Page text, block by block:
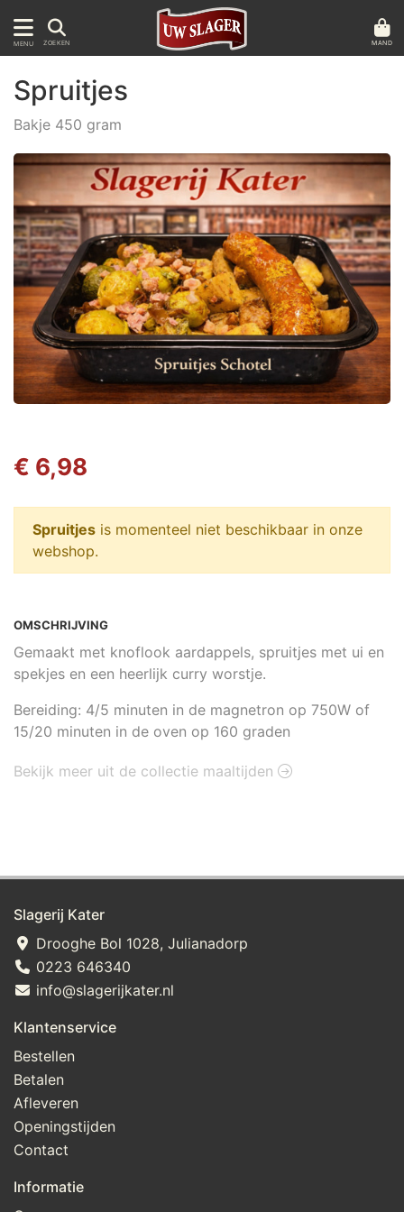
MENU ZOEKEN MAND
OMSCHRIJVING
Gemaakt met knoflook aardappels, spruitjes met ui en
spekjes en een heerlijk curry worstje.
Bereiding: 4/5 minuten in de magnetron op 750W of
15/20 minuten in de oven op 160 graden
Spruitjes
Bakje 450 gram
€ 6,98
Spruitjes is momenteel niet beschikbaar in onze
webshop.
Bekijk meer uit de collectie maaltijden
Slagerij Kater
Drooghe Bol 1028, Julianadorp
0223 646340
info@slagerijkater.nl
Klantenservice
Bestellen
Betalen
Afleveren
Openingstijden
Contact
Informatie